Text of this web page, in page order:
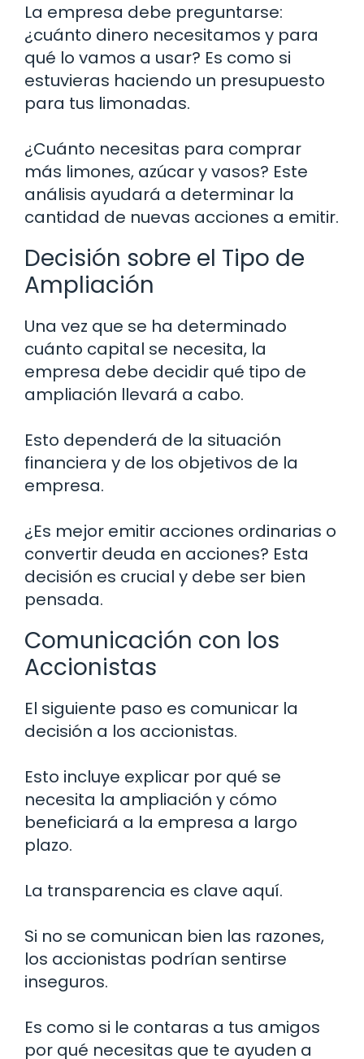
La empresa debe preguntarse:
¿cuánto dinero necesitamos y para
qué lo vamos a usar? Es como si
estuvieras haciendo un presupuesto
para tus limonadas.
¿Cuánto necesitas para comprar
más limones, azúcar y vasos? Este
análisis ayudará a determinar la
cantidad de nuevas acciones a emitir.
Decisión sobre el Tipo de
Ampliación
Una vez que se ha determinado
cuánto capital se necesita, la
empresa debe decidir qué tipo de
ampliación llevará a cabo.
Esto dependerá de la situación
financiera y de los objetivos de la
empresa.
¿Es mejor emitir acciones ordinarias o
convertir deuda en acciones? Esta
decisión es crucial y debe ser bien
pensada.
Comunicación con los
Accionistas
El siguiente paso es comunicar la
decisión a los accionistas.
Esto incluye explicar por qué se
necesita la ampliación y cómo
beneficiará a la empresa a largo
plazo.
La transparencia es clave aquí.
Si no se comunican bien las razones,
los accionistas podrían sentirse
inseguros.
Es como si le contaras a tus amigos
por qué necesitas que te ayuden a